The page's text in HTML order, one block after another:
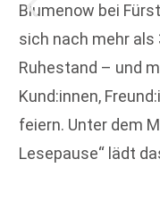
Blumenow bei
sich nach mehr als
Ruhestand – und
Kund:innen,
feiern. Unter dem
Lesepause“ lädt